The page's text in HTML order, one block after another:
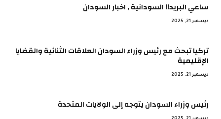
ساعي البريد!! السودانية , اخبار السودان
ديسمبر 21, 2025
تركيا تبحث مع رئيس وزراء السودان العلاقات الثنائية والقضايا
الإقليمية
ديسمبر 21, 2025
رئيس وزراء السودان يتوجه إلى الولايات المتحدة